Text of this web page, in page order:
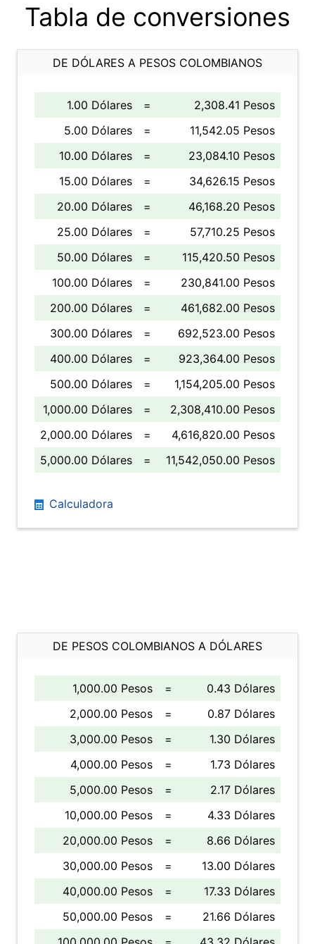
Tabla de conversiones
DE DÓLARES A PESOS COLOMBIANOS
1.00 Dólares =
2,308.41 Pesos
5.00 Dólares
=
11,542.05 Pesos
10.00 Dólares
=
23,084.10 Pesos
15.00 Dólares
=
34,626.15 Pesos
20.00 Dólares
=
46,168.20 Pesos
25.00 Dólares
=
57,710.25 Pesos
50.00 Dólares
=
115,420.50 Pesos
100.00 Dólares
=
230,841.00 Pesos
200.00 Dólares
=
461,682.00 Pesos
300.00 Dólares
=
692,523.00 Pesos
400.00 Dólares
=
923,364.00 Pesos
500.00 Dólares
=
1,154,205.00 Pesos
1,000.00 Dólares
=
2,308,410.00 Pesos
2,000.00 Dólares
=
4,616,820.00 Pesos
5,000.00 Dólares
= 11,542,050.00 Pesos
Calculadora
DE PESOS COLOMBIANOS A DÓLARES
1,000.00 Pesos =
0.43 Dólares
2,000.00 Pesos
=
0.87 Dólares
3,000.00 Pesos
=
1.30 Dólares
4,000.00 Pesos
=
1.73 Dólares
5,000.00 Pesos
=
2.17 Dólares
10,000.00 Pesos
=
4.33 Dólares
20,000.00 Pesos
=
8.66 Dólares
30,000.00 Pesos
=
13.00 Dólares
40,000.00 Pesos
=
17.33 Dólares
50,000.00 Pesos
=
21.66 Dólares